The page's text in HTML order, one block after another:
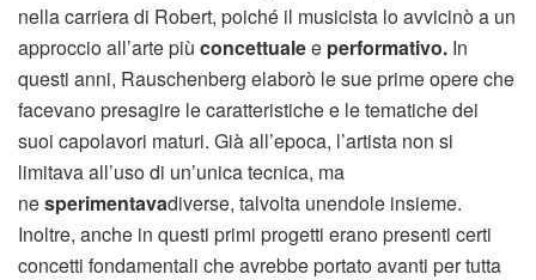
nella carriera di Robert, poiché il musicista lo avvicinò a un
approccio all’arte più concettualee performativo. In
questi anni, Rauschenberg elaborò le sue prime opere che
facevano presagire le caratteristiche e le tematiche dei
suoi capolavori maturi. Già all’epoca, l’artista non si
limitava all’uso di un’unica tecnica, ma
nesperimentavadiverse, talvolta unendole insieme.
Inoltre, anche in questi primi progetti erano presenti certi
concetti fondamentali che avrebbe portato avanti per tutta